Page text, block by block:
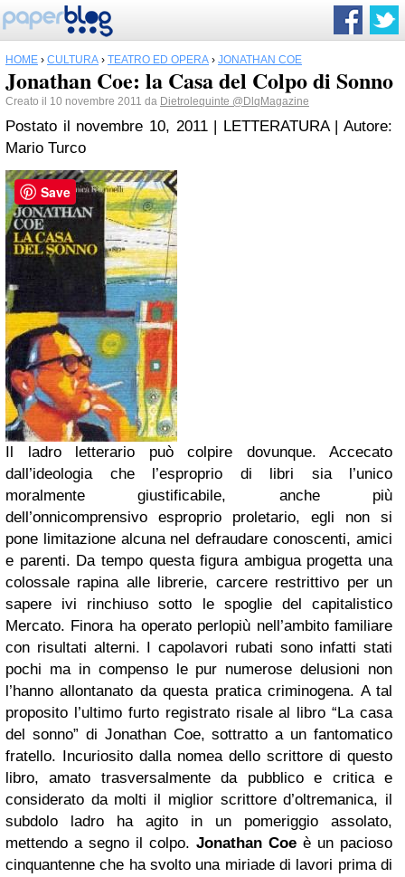
HOME › CULTURA › TEATRO ED OPERA › JONATHAN COE
Jonathan Coe: la Casa del Colpo di Sonno
Creato il 10 novembre 2011 da Dietrolequinte @DlqMagazine
Postato il novembre 10, 2011 | LETTERATURA | Autore:
Mario Turco
Il ladro letterario può colpire dovunque. Accecato
dall’ideologia che l’esproprio di libri sia l’unico
moralmente giustificabile, anche più
dell’onnicomprensivo esproprio proletario, egli non si
pone limitazione alcuna nel defraudare conoscenti, amici
e parenti. Da tempo questa figura ambigua progetta una
colossale rapina alle librerie, carcere restrittivo per un
sapere ivi rinchiuso sotto le spoglie del capitalistico
Mercato. Finora ha operato perlopiù nell’ambito familiare
con risultati alterni. I capolavori rubati sono infatti stati
pochi ma in compenso le pur numerose delusioni non
l’hanno allontanato da questa pratica criminogena. A tal
proposito l’ultimo furto registrato risale al libro “La casa
del sonno” di Jonathan Coe, sottratto a un fantomatico
fratello. Incuriosito dalla nomea dello scrittore di questo
libro, amato trasversalmente da pubblico e critica e
considerato da molti il miglior scrittore d’oltremanica, il
subdolo ladro ha agito in un pomeriggio assolato,
mettendo a segno il colpo. Jonathan Coe è un pacioso
cinquantenne che ha svolto una miriade di lavori prima di
Save